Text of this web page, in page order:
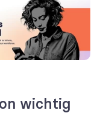
wichtig